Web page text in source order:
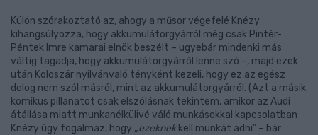
Külön szórakoztató az, ahogy a műsor végefelé Knézy
kihangsúlyozza, hogy akkumulátorgyárról még csak Pintér-
Péntek Imre kamarai elnök beszélt – ugyebár mindenki más
váltig tagadja, hogy akkumulátorgyárról lenne szó –, majd ezek
után Koloszár nyilvánvaló tényként kezeli, hogy ez az egész
dolog nem szól másról, mint az akkumulátorgyárról. (Azt a másik
komikus pillanatot csak elszólásnak tekintem, amikor az Audi
átállása miatt munkanélkülivé váló munkásokkal kapcsolatban
Knézy úgy fogalmaz, hogy „ezeknekkell munkát adni” – bár